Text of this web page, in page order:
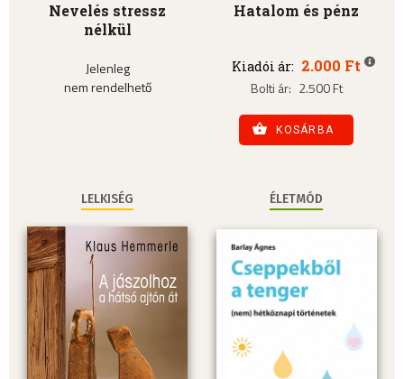
Nevelés stressz
nélkül
Jelenleg
nem rendelhető
Hatalom és pénz
Kiadói ár: 2.000 Ft
Bolti ár: 2.500 Ft
KOSÁRBA
LELKISÉG ÉLETMÓD